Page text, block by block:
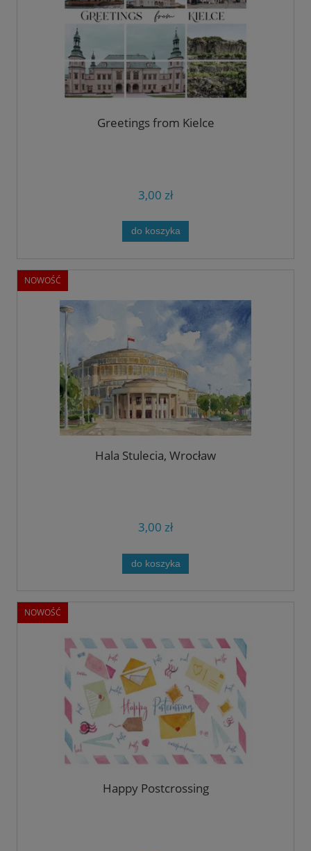
Greetings from Kielce
3,00 zł
do koszyka
Hala Stulecia, Wrocław
3,00 zł
do koszyka
NOWOŚĆ
Happy Postcrossing
NOWOŚĆ